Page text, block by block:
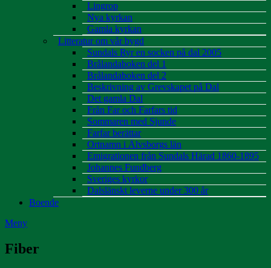
Lingrop
Nya kyrkan
Gamla kyrkan
Litteratur om vår bygd
Sundals Ryr en socken på dal 2005
Brålandaboken del 1
Brålandaboken del 2
Beskrivning av Grevskapet på Dal
Det gamla Dal
Från Far och Farfars tid
Sommaren med Sjunde
Farfar berättar
Ortnamn i Älvsborgs län
Emigrationen från Sundals Härad 1860-1895
Johannes Fundberg
Sveriges kyrkor
Dalslänskt leverne under 300 år
Boende
Meny
Fiber